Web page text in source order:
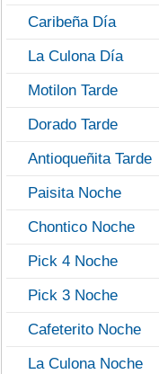
Caribeña Día
La Culona Día
Motilon Tarde
Dorado Tarde
Antioqueñita Tarde
Paisita Noche
Chontico Noche
Pick 4 Noche
Pick 3 Noche
Cafeterito Noche
La Culona Noche